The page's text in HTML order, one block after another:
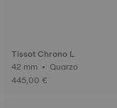
Tissot Chrono L
42 mm • Quarzo
445,00 €